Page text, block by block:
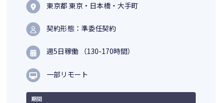
東京都 東京・日本橋・大手町
契約形態：準委任契約
週5日稼働 （130-170時間）
一部リモート
期間